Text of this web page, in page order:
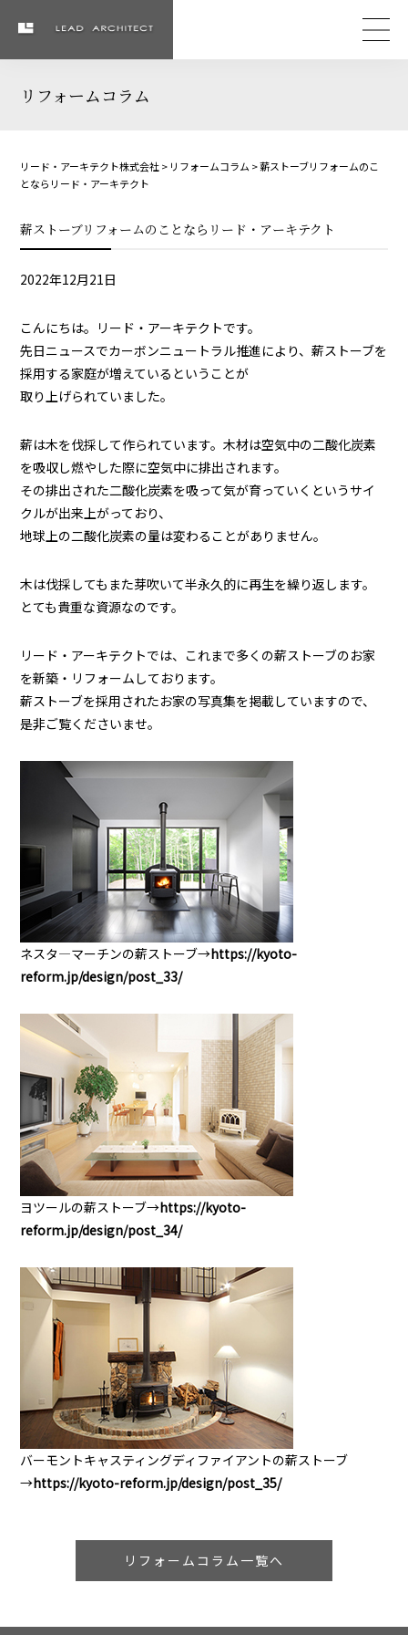
リフォームコラム
リード・アーキテクト株式会社> リフォームコラム >薪ストーブリフォームのこ
とならリード・アーキテクト
薪ストーブリフォームのことならリード・アーキテクト
2022年12月21日
こんにちは。リード・アーキテクトです。
先日ニュースでカーボンニュートラル推進により、薪ストーブを
採用する家庭が増えているということが
取り上げられていました。
薪は木を伐採して作られています。木材は空気中の二酸化炭素
を吸収し燃やした際に空気中に排出されます。
その排出された二酸化炭素を吸って気が育っていくというサイ
クルが出来上がっており、
地球上の二酸化炭素の量は変わることがありません。
木は伐採してもまた芽吹いて半永久的に再生を繰り返します。
とても貴重な資源なのです。
リード・アーキテクトでは、これまで多くの薪ストーブのお家
を新築・リフォームしております。
薪ストーブを採用されたお家の写真集を掲載していますので、
是非ご覧くださいませ。
ネスタ―マーチンの薪ストーブ→https://kyoto-
reform.jp/design/post_33/
ヨツールの薪ストーブ→https://kyoto-
reform.jp/design/post_34/
バーモントキャスティングディファイアントの薪ストーブ
→https://kyoto-reform.jp/design/post_35/
リフォームコラム一覧へ